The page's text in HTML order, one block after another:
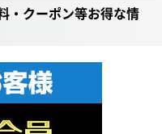
・クーポン等お得な情